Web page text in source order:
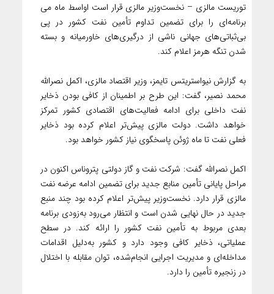
توریست مالزی – نخست‌وزیر مالزی قرار است اواسط ماه می
برنامه‌ای را برای تضمین تداوم تأمین نفت کشور در پی
بی‌ثباتی‌های جهانی ناشی از درگیری‌های خاورمیانه و بسته
شدن تنگه هرمز اعلام کند.
به گزارش نیواستریتس تایمز، وزیر اقتصاد مالزی، اکمل نصرالله
محمد نصیر، گفت: این طرح بر اطمینان از کافی بودن ذخایر
نفت داخلی برای ادامه فعالیت‌های اقتصادی کشور تمرکز
خواهد داشت. دولت مالزی پیش‌تر اعلام کرده بود ذخایر
فعلی نفت تا ماه ژوئن پاسخگوی نیاز کشور خواهد بود.
اکمل نصرالله گفت: شرکت نفت و گاز دولتی پتروناس اکنون در
مراحل پایانی تأمین منابع جدید برای تضمین ادامه عرضه نفت
مالزی قرار دارد. نخست‌وزیر پیش‌تر اعلام کرده بود چند منبع
جدید در حال نهایی شدن است و انتظار می‌رود به‌زودی برنامه
بعدی مربوط به تأمین نفت کشور را ارائه کند. در سطح
عملیاتی، ذخایر کافی وجود دارد و کشور به‌دلیل اقدامات
مداخله‌ای و مدیریت اجرایی انجام‌شده، توان مقابله با اختلال
در زنجیره تأمین را دارد.